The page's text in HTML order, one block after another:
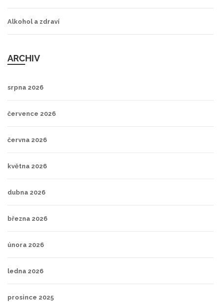
Alkohol a zdraví
ARCHIV
srpna 2026
července 2026
června 2026
května 2026
dubna 2026
března 2026
února 2026
ledna 2026
prosince 2025